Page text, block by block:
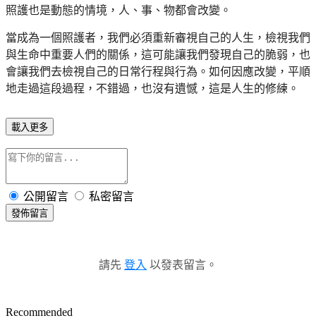
照護也是動態的情境，人、事、物都會改變。
當成為一個照護者，我們必須重新審視自己的人生，檢視我們
與生命中重要人們的關係，這可能讓我們發現自己的脆弱，也
會讓我們去檢視自己的日常行程與行為。如何因應改變，平順
地走過這段過程，不錯過，也沒有遺憾，這是人生的修練。
載入更多
公開留言 私密留言
發佈留言
請先 登入 以發表留言。
Recommended